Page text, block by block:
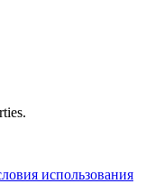
использования